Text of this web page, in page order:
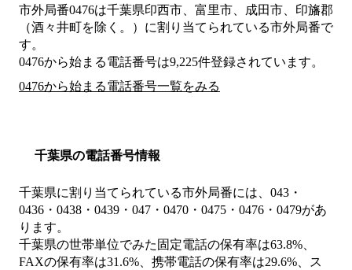
市外局番0476は千葉県印西市、富里市、成田市、印旛郡
（酒々井町を除く。） に割り当てられている市外局番で
す。
0476から始まる電話番号は9,225件登録されています。
0476から始まる電話番号一覧をみる
千葉県の電話番号情報
千葉県に割り当てられている市外局番には、043・
0436・0438・0439・047・0470・0475・0476・0479があ
ります。
千葉県の世帯単位でみた固定電話の保有率は63.8%、
FAXの保有率は31.6%、携帯電話の保有率は29.6%、ス